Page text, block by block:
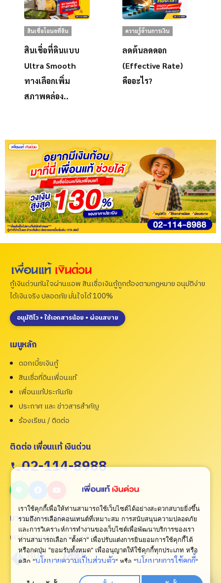
สินเชื่อโฉนดที่ดิน
สินเชื่อที่ดินแบบ
Ultra Smooth
ทางเลือกเพิ่ม
สภาพคล่อง..
ความรู้ด้านการเงิน
ลดต้นลดดอก
(Effective Rate)
คืออะไร?
กู้เงินด่วนทันใจผ่านแอพ สินเชื่อเงินกู้ถูกต้องตามกฎหมาย อนุมัติง่าย
ได้เงินจริง ปลอดภัย มั่นใจได้ 100%
อนุมัติไว • ใช้เอกสารน้อย • ผ่อนสบาย
เมนูหลัก
ดอกเบี้ยเงินกู้
สินเชื่อที่ดินเพื่อนแท้
เพื่อนแท้ประกันภัย
ประกาศ และ ข่าวสารสำคัญ
ร้องเรียน / ติดต่อ
ติดต่อ เพื่อนแท้ เงินด่วน
02-114-8988
มาตรฐานการรับรอง
เลขที่ใบอนุญาต ว00007/2565
เราใช้คุกกี้เพื่อให้ท่านสามารถใช้เว็บไซต์ได้อย่างสะดวกสบายยิ่งขึ้น
รวมถึงการเลือกคอนเทนต์ที่เหมาะสม การสนับสนุนความปลอดภัย
และการวิเคราะห์การทำงานของเว็บไซต์เพื่อพัฒนาบริการของเรา
ท่านสามารถเลือก "ตั้งค่า" เพื่อปรับแต่งการยินยอมการใช้คุกกี้ได้
หรือกดปุ่ม "ยอมรับทั้งหมด" เพื่ออนุญาตให้ใช้คุกกี้ทุกประเภท หรือ
คลิก "นโยบายความเป็นส่วนตัว" หรือ "นโยบายการใช้คุกกี้"